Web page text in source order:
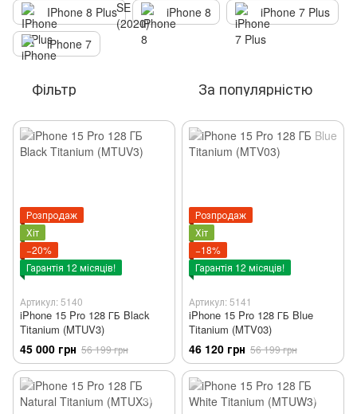
IPhone 8 Plus
iPhone 8
iPhone 7 Plus
iPhone 7
Фільтр За популярністю
Розпродаж
Хіт
−20%
Гарантія 12 місяців!
Артикул: 5140
iPhone 15 Pro 128 ГБ Black
Titanium (MTUV3)
45 000 грн 56 199 грн
Розпродаж
Хіт
−18%
Гарантія 12 місяців!
Артикул: 5141
iPhone 15 Pro 128 ГБ Blue
Titanium (MTV03)
46 120 грн 56 199 грн